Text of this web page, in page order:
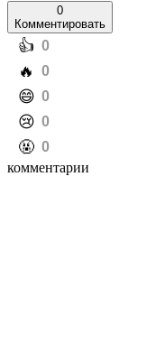
0
Комментировать
️👍 0
️🔥 0
️😄 0
️😢 0
️🤬 0
комментарии